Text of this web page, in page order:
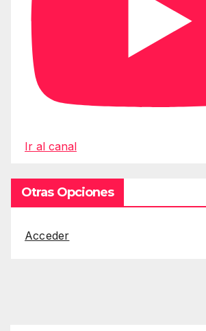
Ir al canal
Otras Opciones
Acceder